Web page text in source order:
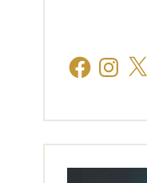
FacebookInstagram
X